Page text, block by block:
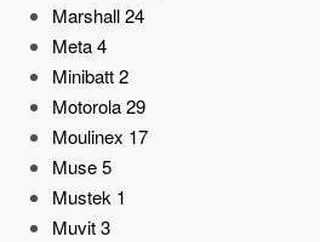
Marshall24
Meta4
Minibatt2
Motorola29
Moulinex 17
Muse5
Mustek 1
Muvit3